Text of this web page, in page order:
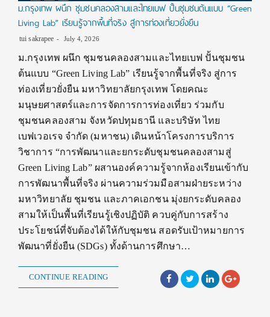
ม.กรุงเทพ ผนึก ชุมชนคลองสามและไทยเบฟ ปั้นชุมชนต้นแบบ “Green
Living Lab” เรียนรู้จากพื้นที่จริง สู่การท่องเที่ยวยั่งยืน
tui sakrapee July 4, 2026
ม.กรุงเทพ ผนึก ชุมชนคลองสามและไทยเบฟ ปั้นชุมชน
ต้นแบบ “Green Living Lab” เรียนรู้จากพื้นที่จริง สู่การ
ท่องเที่ยวยั่งยืน มหาวิทยาลัยกรุงเทพ โดยคณะ
มนุษยศาสตร์และการจัดการการท่องเที่ยว ร่วมกับ
ชุมชนคลองสาม จังหวัดปทุมธานี และบริษัท ไทย
เบฟเวอเรจ จำกัด (มหาชน) เดินหน้าโครงการบริการ
วิชาการ “การพัฒนาและยกระดับชุมชนคลองสามสู่
Green Living Lab” ผสานองค์ความรู้จากห้องเรียนเข้ากับ
การพัฒนาพื้นที่จริง ผ่านความร่วมมือสามฝ่ายระหว่าง
มหาวิทยาลัย ชุมชน และภาคเอกชน มุ่งยกระดับคลอง
สามให้เป็นพื้นที่เรียนรู้เชิงปฏิบัติ ควบคู่กับการสร้าง
ประโยชน์ที่จับต้องได้ให้กับชุมชน สอดรับเป้าหมายการ
พัฒนาที่ยั่งยืน (SDGs) ทั้งด้านการศึกษา…
CONTINUE READING